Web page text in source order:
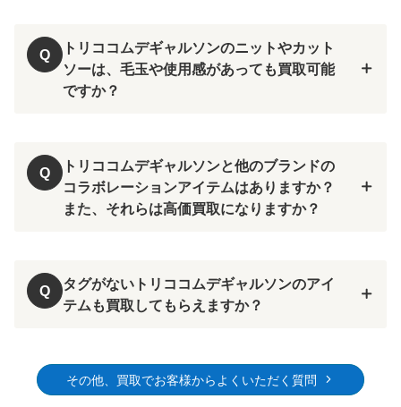
一般的には高価買取が期待できま
す。
Q
トリココムデギャルソンのニットやカット
ソーは、毛玉や使用感があっても買取可能
ですか？
Q
トリココムデギャルソンと他のブランドの
コラボレーションアイテムはありますか？
また、それらは高価買取になりますか？
希少性が高まり、
高価買取が期待できます。
Q
タグがないトリココムデギャルソンのアイ
テムも買取してもらえますか？
その他、買取でお客様からよくいただく質問